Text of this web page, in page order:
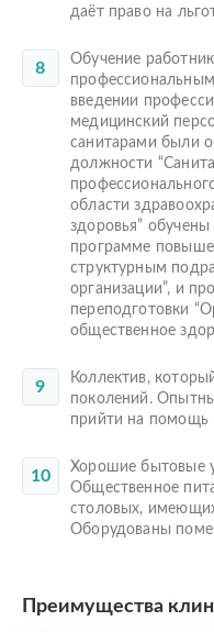
даёт право на
Обучение
введении
медицинский
санитарами были
должности
области
здоровья”
программе
структурным
организации”, и
переподготовки
общественное
Коллектив,
поколений.
прийти на
Хорошие бытовые
Общественное
столовых,
Оборудованы
Преимущества